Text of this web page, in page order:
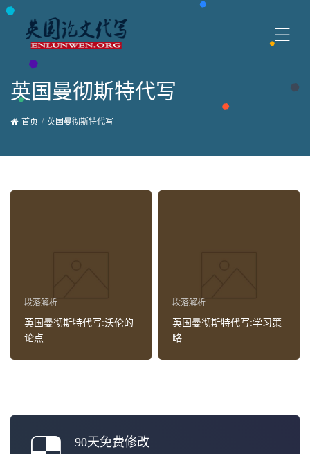
英国曼彻斯特代写
首页 英国曼彻斯特代写
段落解析
英国曼彻斯特代写:沃伦的
论点
段落解析
英国曼彻斯特代写:学习策
略
90天免费修改